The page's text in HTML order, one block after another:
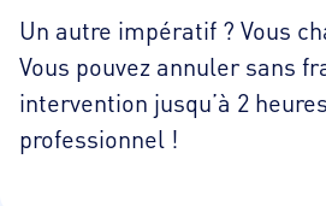
Un autre impératif ? Vous
Vous pouvez annuler sans
intervention jusqu’à 2
professionnel !